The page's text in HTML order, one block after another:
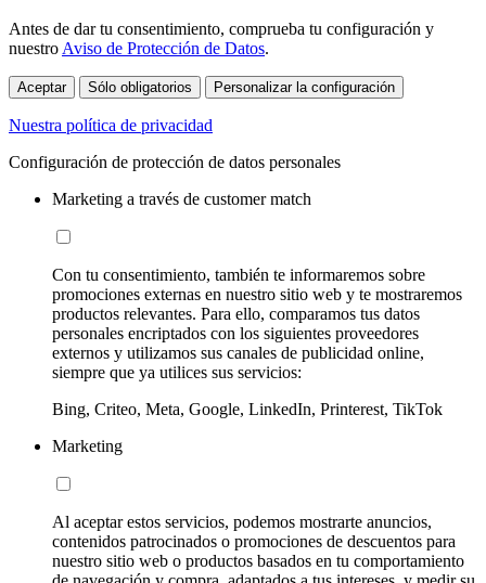
Antes de dar tu consentimiento, comprueba tu configuración y
nuestro Aviso de Protección de Datos.
Aceptar Sólo obligatorios Personalizar la configuración
Nuestra política de privacidad
Configuración de protección de datos personales
Marketing a través de customer match
Con tu consentimiento, también te informaremos sobre
promociones externas en nuestro sitio web y te mostraremos
productos relevantes. Para ello, comparamos tus datos
personales encriptados con los siguientes proveedores
externos y utilizamos sus canales de publicidad online,
siempre que ya utilices sus servicios:
Bing, Criteo, Meta, Google, LinkedIn, Printerest, TikTok
Marketing
Al aceptar estos servicios, podemos mostrarte anuncios,
contenidos patrocinados o promociones de descuentos para
nuestro sitio web o productos basados en tu comportamiento